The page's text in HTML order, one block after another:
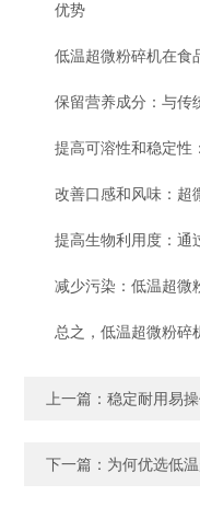
优势
低温超微粉碎机在食品
保留营养成分：与传统
提高可溶性和稳定性：
改善口感和风味：超微
提高生物利用度：通过
减少污染：低温超微粉
总之，低温超微粉碎机
上一篇： 稳定耐用易
下一篇： 为何优选低